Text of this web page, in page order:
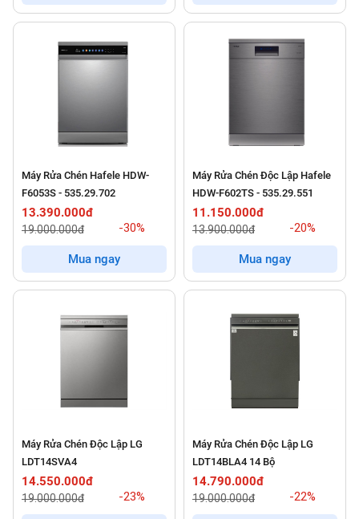
Máy Rửa Chén Hafele HDW-
F6053S - 535.29.702
13.390.000đ
19.000.000đ -30%
Mua ngay
Máy Rửa Chén Độc Lập Hafele
HDW-F602TS - 535.29.551
11.150.000đ
13.900.000đ -20%
Mua ngay
Máy Rửa Chén Độc Lập LG
LDT14SVA4
14.550.000đ
19.000.000đ -23%
Máy Rửa Chén Độc Lập LG
LDT14BLA4 14 Bộ
14.790.000đ
19.000.000đ -22%